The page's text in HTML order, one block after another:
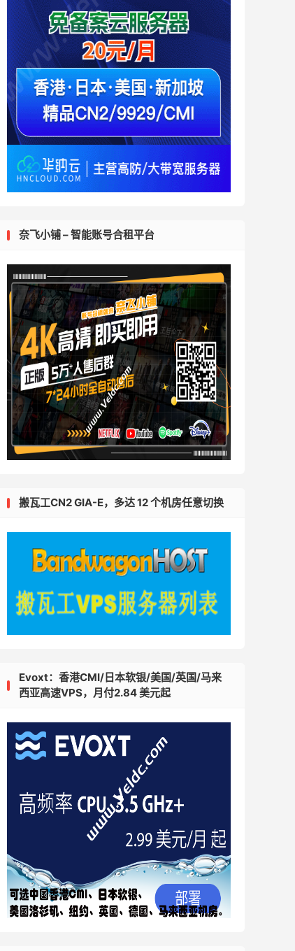
奈飞小铺 – 智能账号合租平台
搬瓦工CN2 GIA-E，多达 12 个机房任意切换
Evoxt：香港CMI/日本软银/美国/英国/马来
西亚高速VPS，月付2.84 美元起